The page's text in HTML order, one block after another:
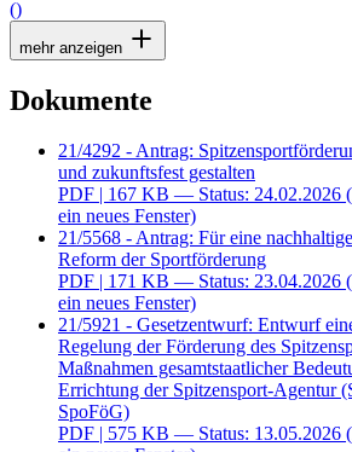
()
mehr anzeigen
Dokumente
21/4292 - Antrag:
und zukunftsfest gestalten
PDF | 167 KB — Status: 24.02.2026
ein neues Fenster)
21/5568 - Antrag: Für eine
Reform der Sportförderung
PDF | 171 KB — Status: 23.04.2026
ein neues Fenster)
21/5921 - Gesetzentwurf: Entwurf
Regelung der Förderung des
Maßnahmen gesamtstaatlicher
Errichtung der Spitzensport-Agentur
SpoFöG)
PDF | 575 KB — Status: 13.05.2026